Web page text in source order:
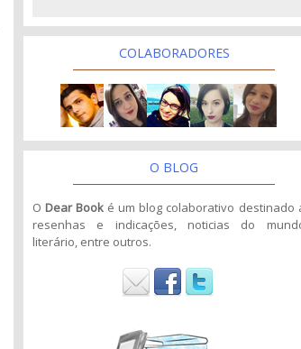
COLABORADORES
O BLOG
O Dear Book é um blog colaborativo destinado
resenhas e indicações, noticias do
literário, entre outros.